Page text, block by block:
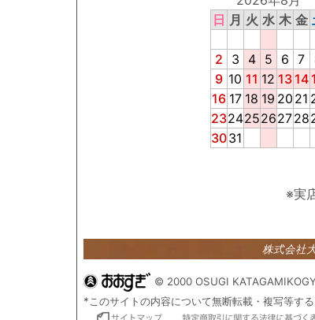
日 月 火 水 木 金
2
3 4 5 6 7
9 10 11 12 13 14
16 17 18 19 20 21
232425262728
3031
※実
株式会社
© 2000 OSUGI
*このサイトの内容について無断転載・複写等する